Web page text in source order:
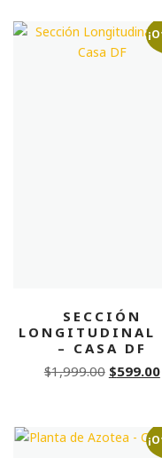
SECCIÓN
LONGITUDINAL
– CASA DF
$1,999.00 Original
$599.00